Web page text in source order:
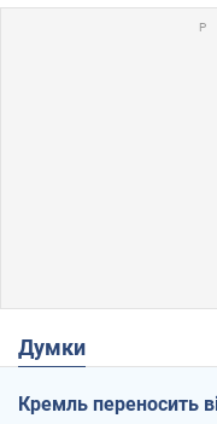
Думки
Кремль переносить